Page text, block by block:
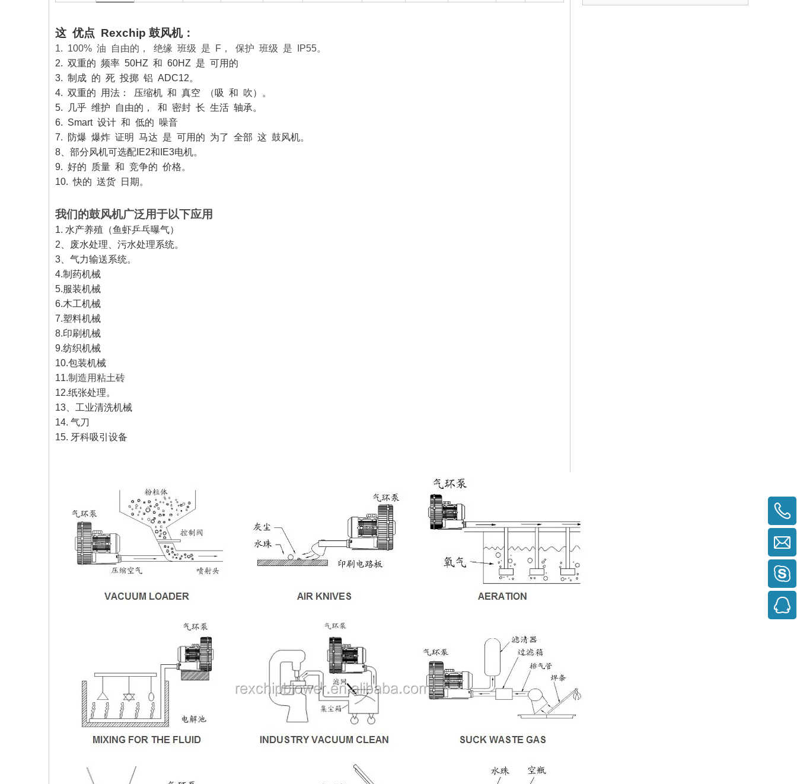
这 优点 Rexchip 鼓风机：
1. 100% 油 自由的， 绝缘 班级 是 F， 保护 班级 是 IP55。
2. 双重的 频率 50HZ 和 60HZ 是 可用的
3. 制成 的 死 投掷 铝 ADC12。
4. 双重的 用法： 压缩机 和 真空 （吸 和 吹）。
5. 几乎 维护 自由的， 和 密封 长 生活 轴承。
6. Smart 设计 和 低的 噪音
7. 防爆 爆炸 证明 马达 是 可用的 为了 全部 这 鼓风机。
8、部分风机可选配IE2和IE3电机。
9. 好的 质量 和 竞争的 价格。
10. 快的 送货 日期。
我们的鼓风机广泛用于以下应用
1. 水产养殖（鱼虾乒乓曝气）
2、废水处理、污水处理系统。
3、气力输送系统。
4.制药机械
5.服装机械
6.木工机械
7.塑料机械
8.印刷机械
9.纺织机械
10.包装机械
11.制造用粘土砖
12.纸张处理。
13、工业清洗机械
14. 气刀
15. 牙科吸引设备